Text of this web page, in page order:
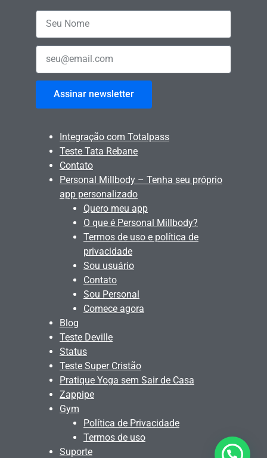
Assinar newsletter
Integração com Totalpass
Teste Tata Rebane
Contato
Personal Millbody – Tenha seu próprio
app personalizado
Quero meu app
O que é Personal Millbody?
Termos de uso e política de
privacidade
Sou usuário
Contato
Sou Personal
Comece agora
Blog
Teste Deville
Status
Teste Super Cristão
Pratique Yoga sem Sair de Casa
Zappipe
Gym
Política de Privacidade
Termos de uso
Suporte